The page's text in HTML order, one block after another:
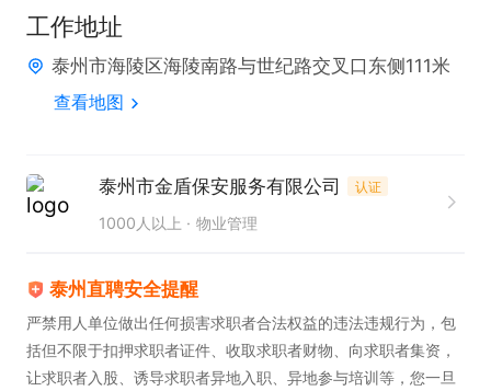
优先录用权。
2. 需熟悉安全制度与流程，具备出色的应急处理能
力，能够迅速应对各类突发安全事件。
工作一丝不苟。
实行四班三倒工作制，每班工作8小时。监控保安岗
位采取做三休一的轮休方式，公司提供五险及加班补
助。
工作地址
泰州市海陵区海陵南路与世纪路交叉口东侧111米
查看地图
泰州市金盾保安服务有限公司 认证
1000人以上 物业管理
泰州直聘安全提醒
严禁用人单位做出任何损害求职者合法权益的违法违规行为，包
括但不限于扣押求职者证件、收取求职者财物、向求职者集资，
让求职者入股、诱导求职者异地入职、异地参与培训等，您一旦